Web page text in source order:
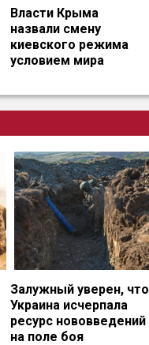
Власти Крыма
назвали смену
киевского режима
условием мира
Залужный уверен, что
Украина исчерпала
ресурс нововведений
на поле боя